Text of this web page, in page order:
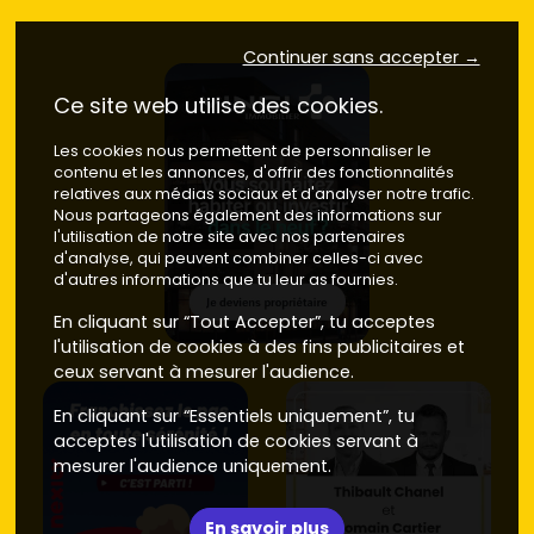
Tu veux plus d'espace et un extérieur ? LesT3etT4
(limite de
Limoges),Landouge,CouzeixouIsleoffrent des plans
stationnement. Ces quartiers sont recherchés pour leurs
écoles, leur ambiance calme et l'accès rapide aux zones
d'emploi.
Programmes à prestations premium
Si tu veux un niveau de confort supérieur, certains
programmes vers lecentre historique(proximité
cathédraleSaint-Étienne ) ou le centre-villerénové
proposent de belles hauteurs sous plafond, des
matériaux soignés et des
terrasses panoramiques. Peu
nombreux, ces biens visent la clientèle qui veut concilier
charme urbain et confort moderne.
Où acheter un appartement neuf à
Limoges : les quartiers à suivre
Continuer sans accepter →
Ce site web utilise des cookies.
Les cookies nous permettent de personnaliser le
contenu et les annonces, d'offrir des fonctionnalités
relatives aux médias sociaux et d'analyser notre trafic.
Nous partageons également des informations sur
l'utilisation de notre site avec nos partenaires
d'analyse, qui peuvent combiner celles-ci avec
d'autres informations que tu leur as fournies.
En cliquant sur “Tout Accepter”, tu acceptes
l'utilisation de cookies à des fins publicitaires et
ceux servant à mesurer l'audience.
En cliquant sur “Essentiels uniquement”, tu
acceptes l'utilisation de cookies servant à
mesurer l'audience uniquement.
En savoir plus